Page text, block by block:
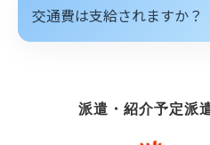
交通費は支給されますか？
派遣・紹介予定派